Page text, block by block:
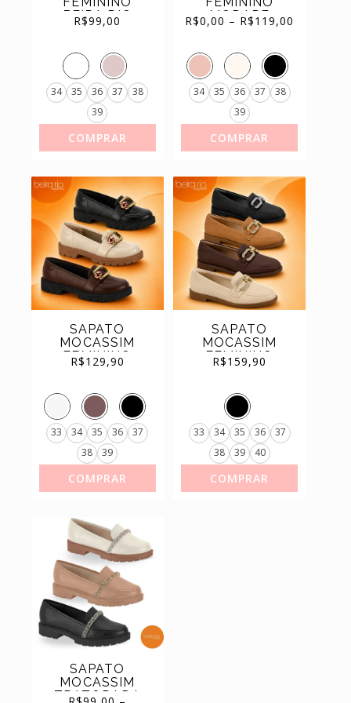
BEIRA RIO
SOLADO
ORIGINAL
REF.4283.104
R$99,00
34 35 36 37
38
39
COMPRAR
MODARE
ULTRA
REF.7357.106
R$0,00 – R$119,00
34 35 36 37
38
39
COMPRAR
SAPATO
MOCASSIM
FEMININO
BEIRA RIO
COM FIVELA
ELEGANTE REF.
4283.132
R$129,90
33 34 35 36
37
38
39
COMPRAR
SAPATO
MOCASSIM
FEMININO
FIVELA STRASS
REF.4264.211
R$159,90
33 34 35 36
37
38
39 40
COMPRAR
SAPATO
MOCASSIM
TRATORADA
SAPATILHAS